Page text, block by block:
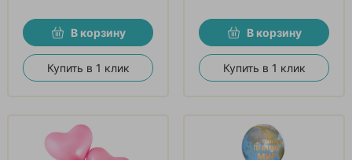
В корзину
Купить в 1 клик
В корзину
Купить в 1 клик